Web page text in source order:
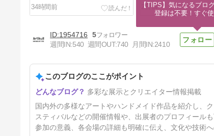
34時間前
2日前
「HandMade In Japan Fes'
2026」のお知らせ
37日前
1954716
5
週間IN:540 週間OUT:740 月間IN:2410
このブログのここがポイント
多彩な展示とクリエイター情報掲載
国内外の多様なアートやハンドメイド作品を紹介し、
スティバルなどの開催情報や、出展者のプロフィール
参加の意義、各会場の詳細も明確に伝え、文化や技術
【TIPS】気になるブロ
登録は不要！すぐ使